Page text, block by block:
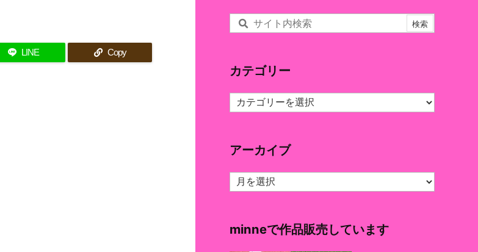
LINE Copy
カテゴリー
カ
テ
ー
アーカイブ
ア
ー
ブ
minneで作品販売しています